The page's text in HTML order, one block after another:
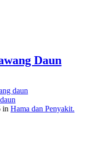
Daun
daun
in Hama dan Penyakit.